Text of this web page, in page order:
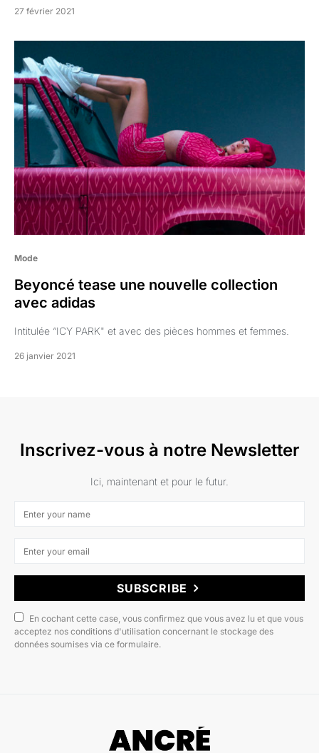
27 février 2021
Mode
Beyoncé tease une nouvelle collection
avec adidas
Intitulée “ICY PARK" et avec des pièces hommes et femmes.
26 janvier 2021
Inscrivez-vous à notre Newsletter
Ici, maintenant et pour le futur.
SUBSCRIBE
En cochant cette case, vous confirmez que vous avez lu et que vous
acceptez nos conditions d'utilisation concernant le stockage des
données soumises via ce formulaire.